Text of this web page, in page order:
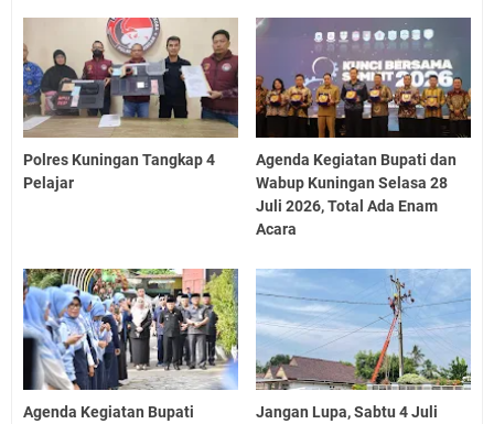
Polres Kuningan Tangkap 4
Pelajar
Agenda Kegiatan Bupati dan
Wabup Kuningan Selasa 28
Juli 2026, Total Ada Enam
Acara
Agenda Kegiatan Bupati
Jangan Lupa, Sabtu 4 Juli